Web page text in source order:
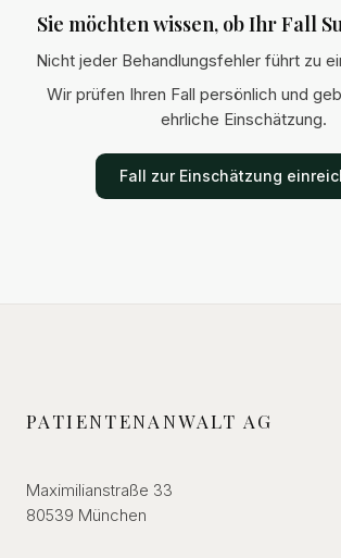
Sie möchten wissen, ob Ihr Fall
Nicht jeder Behandlungsfehler führt zu
Wir prüfen Ihren Fall persönlich und
ehrliche Einschätzung.
Fall zur Einschätzung
PATIENTENANWALT AG
Maximilianstraße 33
80539 München